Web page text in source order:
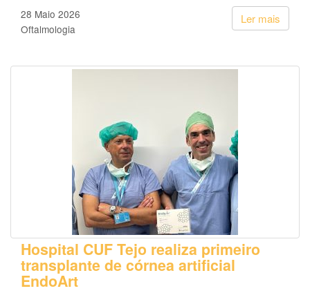
Ler mais
28 Maio 2026
Oftalmologia
Hospital CUF Tejo realiza primeiro
transplante de córnea artificial
EndoArt